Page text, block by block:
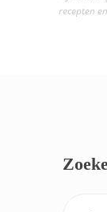
recepten